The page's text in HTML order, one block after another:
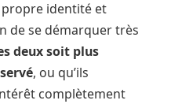
propre identité et
de se démarquer très
deux soit plus
, ou qu’ils
complètement